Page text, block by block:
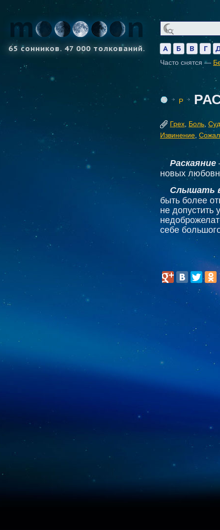
65 сонников. 47 000 толкований. А Б В Г
Часто снятся —
Р
Грех Боль Суд
Извинение
Раскаяние
новых
Слышать
быть более
не допустить
себе